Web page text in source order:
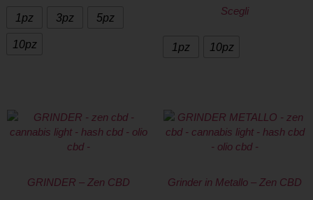
1pz 3pz 5pz
10pz
Scegli
1pz 10pz
GRINDER – Zen CBD Grinder in Metallo – Zen CBD